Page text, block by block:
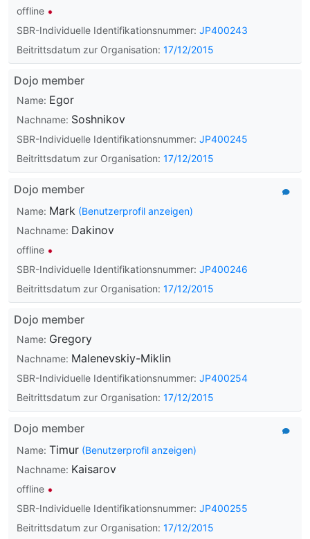
offline
SBR-Individuelle Identifikationsnummer: JP400243
Beitrittsdatum zur Organisation: 17/12/2015
Dojo member
Name: Egor
Nachname: Soshnikov
SBR-Individuelle Identifikationsnummer: JP400245
Beitrittsdatum zur Organisation: 17/12/2015
Dojo member
Name: Mark (Benutzerprofil anzeigen)
Nachname: Dakinov
offline
SBR-Individuelle Identifikationsnummer: JP400246
Beitrittsdatum zur Organisation: 17/12/2015
Dojo member
Name: Gregory
Nachname: Malenevskiy-Miklin
SBR-Individuelle Identifikationsnummer: JP400254
Beitrittsdatum zur Organisation: 17/12/2015
Dojo member
Name: Timur (Benutzerprofil anzeigen)
Nachname: Kaisarov
offline
SBR-Individuelle Identifikationsnummer: JP400255
Beitrittsdatum zur Organisation: 17/12/2015